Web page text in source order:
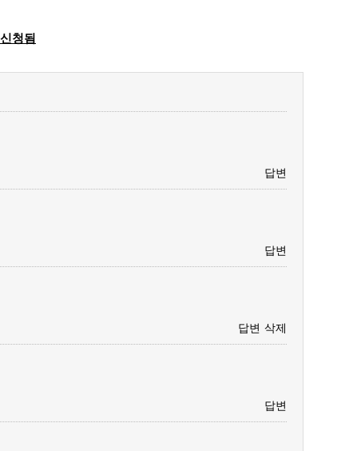
청됨
답변
답변
답변 삭제
답변